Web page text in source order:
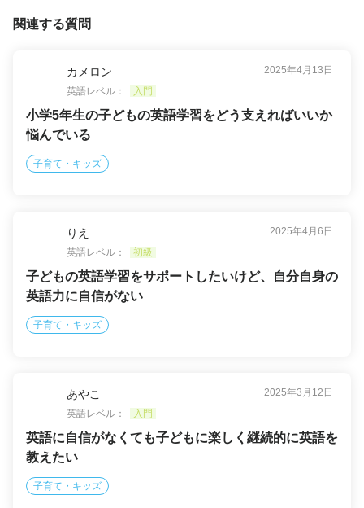
関連する質問
カメロン
2025年4月13日
英語レベル：
入門
小学5年生の子どもの英語学習をどう支えればいいか
悩んでいる
子育て・キッズ
りえ
2025年4月6日
英語レベル：
初級
子どもの英語学習をサポートしたいけど、自分自身の
英語力に自信がない
子育て・キッズ
あやこ
2025年3月12日
英語レベル：
入門
英語に自信がなくても子どもに楽しく継続的に英語を
教えたい
子育て・キッズ